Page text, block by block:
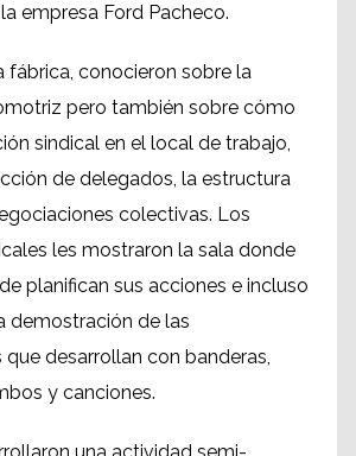
empresa Ford Pacheco.
fábrica, conocieron sobre la
pero también sobre cómo
sindical en el local de trabajo,
de delegados, la estructura
colectivas. Los
les mostraron la sala donde
planifican sus acciones e incluso
demostración de las
desarrollan con banderas,
y canciones.